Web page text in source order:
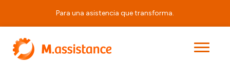
Para una asistencia que transforma.